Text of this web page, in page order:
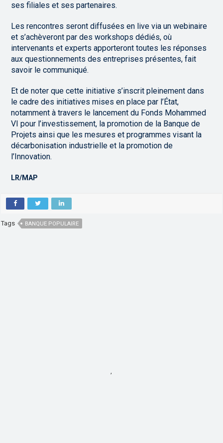
ses filiales et ses partenaires.
Les rencontres seront diffusées en live via un webinaire
et s’achèveront par des workshops dédiés, où
intervenants et experts apporteront toutes les réponses
aux questionnements des entreprises présentes, fait
savoir le communiqué.
Et de noter que cette initiative s’inscrit pleinement dans
le cadre des initiatives mises en place par l’État,
notamment à travers le lancement du Fonds Mohammed
VI pour l’investissement, la promotion de la Banque de
Projets ainsi que les mesures et programmes visant la
décarbonisation industrielle et la promotion de
l’Innovation.
LR/MAP
Tags BANQUE POPULAIRE
,